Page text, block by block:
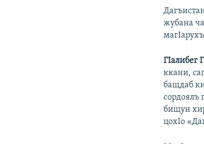
жубана
ГIалибег
ккани,
бащдаб
сордоялъ
бищун
цохIо